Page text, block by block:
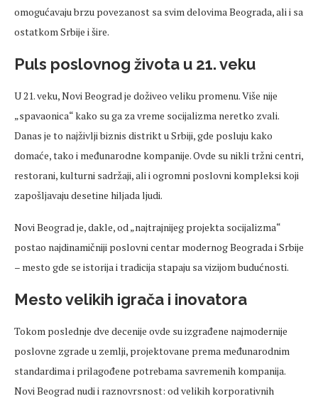
omogućavaju brzu povezanost sa svimdelovimaBeograda, ali i sa
ostatkom Srbije i šire.
Puls poslovnog života u 21.veku
U 21.veku, Novi Beograd je doživeo veliku promenu. Više nije
„spavaonica“ kako su ga zavreme socijalizma neretko zvali.
Danas je to najživlji biznis distrikt u Srbiji,gde posluju kako
domaće, tako i međunarodne kompanije.Ovde su nikli tržni centri,
restorani, kulturni sadržaji, ali i ogromni poslovni kompleksi koji
zapošljavaju desetine hiljadaljudi.
Novi Beograd je, dakle, od„najtrajnijeg projekta socijalizma“
postao najdinamičniji poslovni centar modernog Beograda i Srbije
– mesto gde se istorija i tradicija stapaju sa vizijom budućnosti.
Mesto velikih igrača i inovatora
Tokom poslednje dve decenije ovde su izgrađene najmodernije
poslovne zgrade u zemlji, projektovane prema međunarodnim
standardima i prilagođene potrebama savremenihkompanija.
Novi Beograd nudi i raznovrsnost: od velikih korporativnih